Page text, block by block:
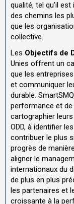
qualité, tel qu'il est
des chemins les
que les
collective.
Les Objectifs de
Unies offrent un
que les
et communiquer
durable.
performance et
cartographier
ODD, à identifier
contribuer le plus
progrès de
aligner le
internationaux du
de plus en plus
les partenaires et
croissante à la